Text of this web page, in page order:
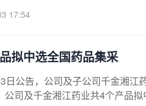
17:54
拟中选全国药品集采
日公告，公司及子公司千金湘
公司及千金湘江药业共4个产品